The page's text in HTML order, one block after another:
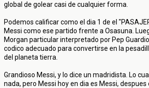
global de golear casi de cualquier forma.
Podemos calificar como el dia 1 de el
Messi como ese partido frente a Osasuna.
Morgan particular interpretado por Pep
codico adecuado para convertirse en la
del planeta tierra.
Grandioso Messi, y lo dice un madridista. Lo
nada, pero Messi hoy en dia es Messi,